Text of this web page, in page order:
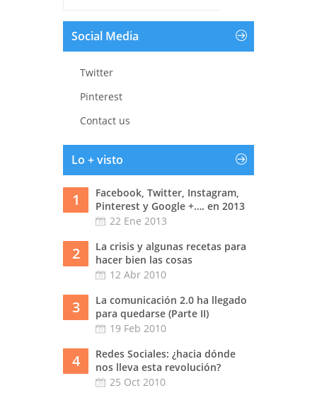
Social Media
Twitter
Pinterest
Contact us
Lo + visto
1
Facebook, Twitter, Instagram,
Pinterest y Google +…. en 2013
22 Ene 2013
2
La crisis y algunas recetas para
hacer bien las cosas
12 Abr 2010
3
La comunicación 2.0 ha llegado
para quedarse (Parte II)
19 Feb 2010
4
Redes Sociales: ¿hacia dónde
nos lleva esta revolución?
25 Oct 2010